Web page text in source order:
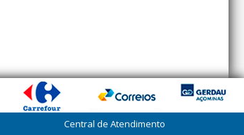
Central de Atendimento